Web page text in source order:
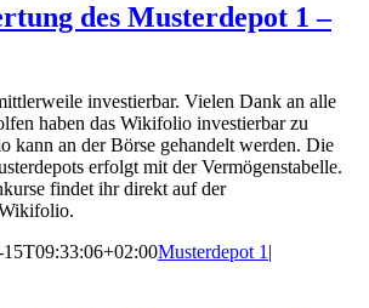
des Musterdepot 1 –
investierbar. Vielen Dank an alle
haben das Wikifolio investierbar zu
kann an der Börse gehandelt werden. Die
erfolgt mit der Vermögenstabelle.
findet ihr direkt auf der
Musterdepot 1 |